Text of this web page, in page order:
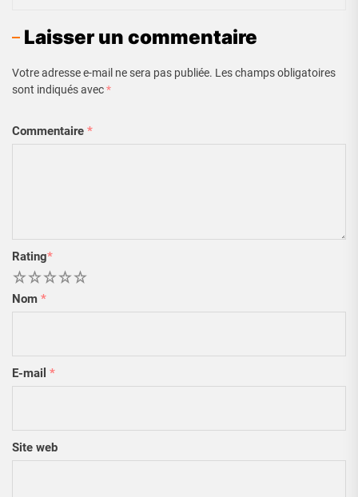
Laisser un commentaire
Votre adresse e-mail ne sera pas publiée. Les champs obligatoires
sont indiqués avec*
Commentaire *
Rating*
5
4
3
2
Nom *
E-mail *
Site web